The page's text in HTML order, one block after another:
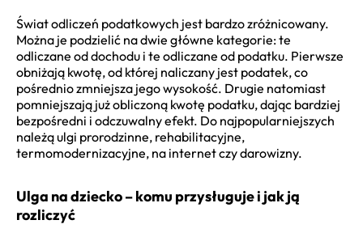
Świat odliczeń podatkowych jest bardzo zróżnicowany.
Można je podzielić na dwie główne kategorie: te
odliczane od dochodu i te odliczane od podatku. Pierwsze
obniżają kwotę, od której naliczany jest podatek, co
pośrednio zmniejsza jego wysokość. Drugie natomiast
pomniejszają już obliczoną kwotę podatku, dając bardziej
bezpośredni i odczuwalny efekt. Do najpopularniejszych
należą ulgi prorodzinne, rehabilitacyjne,
termomodernizacyjne, na internet czy darowizny.
Ulga na dziecko – komu przysługuje i jak ją
rozliczyć